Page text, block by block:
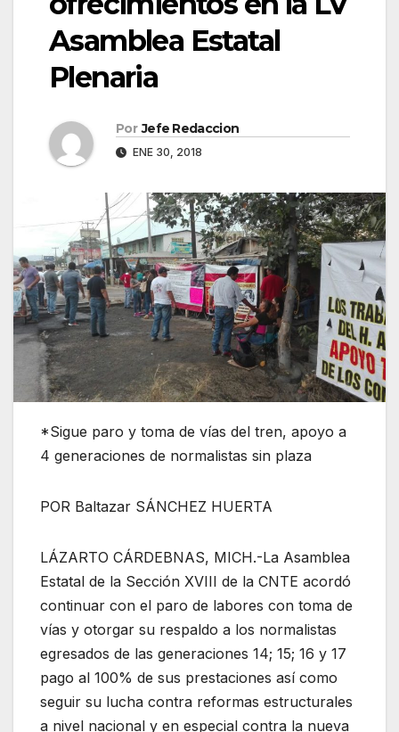
Asamblea Estatal
Plenaria
Por Jefe Redaccion
ENE 30, 2018
*Sigue paro y toma de vías del tren, apoyo a
4 generaciones de normalistas sin plaza
POR Baltazar SÁNCHEZ HUERTA
LÁZARTO CÁRDEBNAS, MICH.-La Asamblea
Estatal de la Sección XVIII de la CNTE acordó
continuar con el paro de labores con toma de
vías y otorgar su respaldo a los normalistas
egresados de las generaciones 14; 15; 16 y 17
pago al 100% de sus prestaciones así como
seguir su lucha contra reformas estructurales
a nivel nacional y en especial contra la nueva